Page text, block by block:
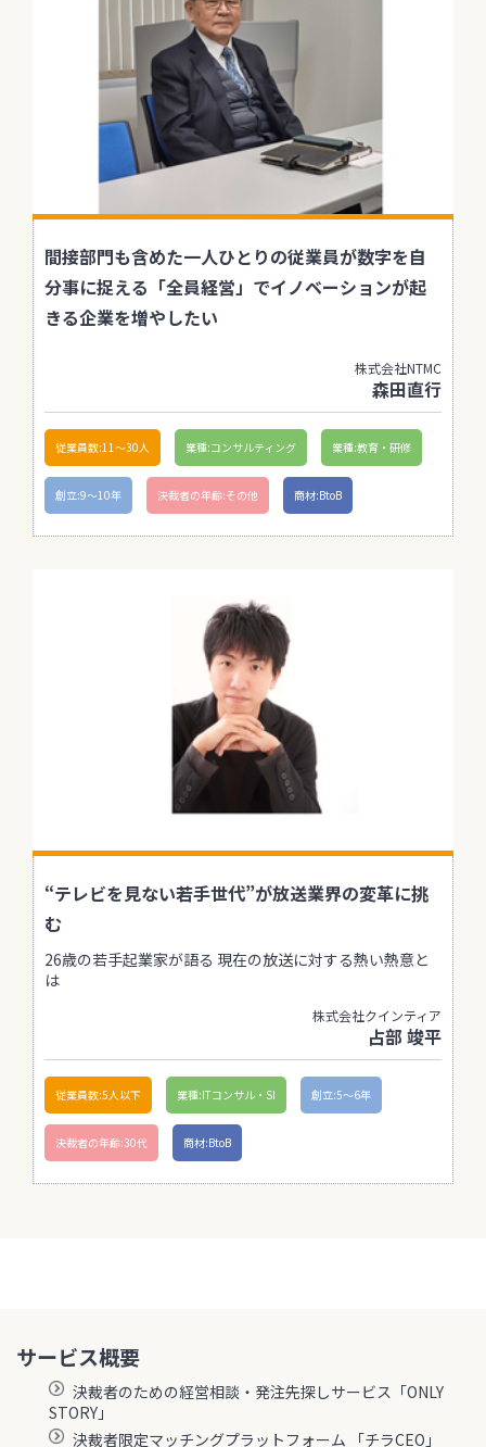
間接部門も含めた一人ひとりの従業員が数字を自
分事に捉える「全員経営」でイノベーションが起
きる企業を増やしたい
株式会社NTMC
森田直行
従業員数:11〜30人 業種:コンサルティング 業種:教育・研修
創立:9〜10年 決裁者の年齢:その他 商材:BtoB
“テレビを見ない若手世代”が放送業界の変革に挑
む
26歳の若手起業家が語る 現在の放送に対する熱い熱意と
は
株式会社クインティア
占部 竣平
従業員数:5人以下 業種:ITコンサル・SI 創立:5〜6年
決裁者の年齢:30代 商材:BtoB
サービス概要
決裁者のための経営相談・発注先探しサービス「ONLY
STORY」
決裁者限定マッチングプラットフォーム 「チラCEO」